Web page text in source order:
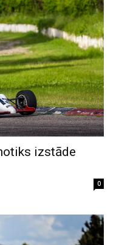
izstāde
0